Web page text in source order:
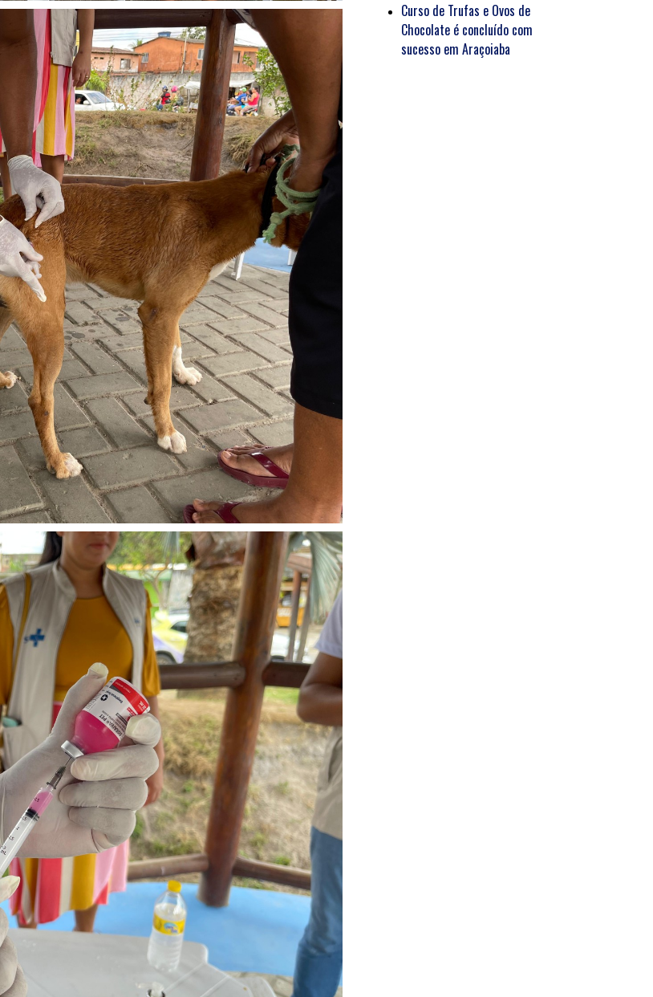
Curso de Trufas e Ovos de
Chocolate é concluído com
sucesso em Araçoiaba